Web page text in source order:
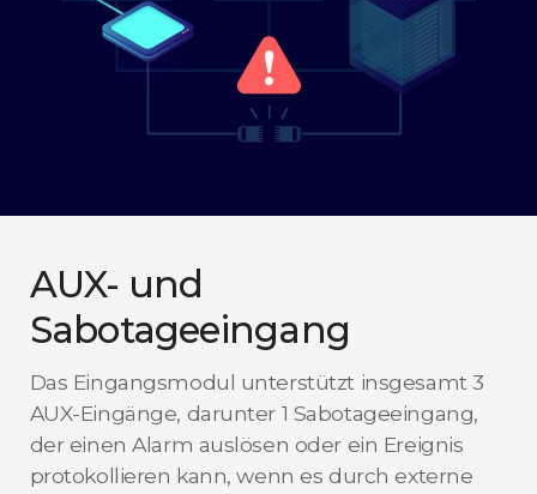
AUX- und
Sabotageeingang
Das Eingangsmodul unterstützt insgesamt 3
AUX-Eingänge, darunter 1 Sabotageeingang,
der einen Alarm auslösen oder ein Ereignis
protokollieren kann, wenn es durch externe